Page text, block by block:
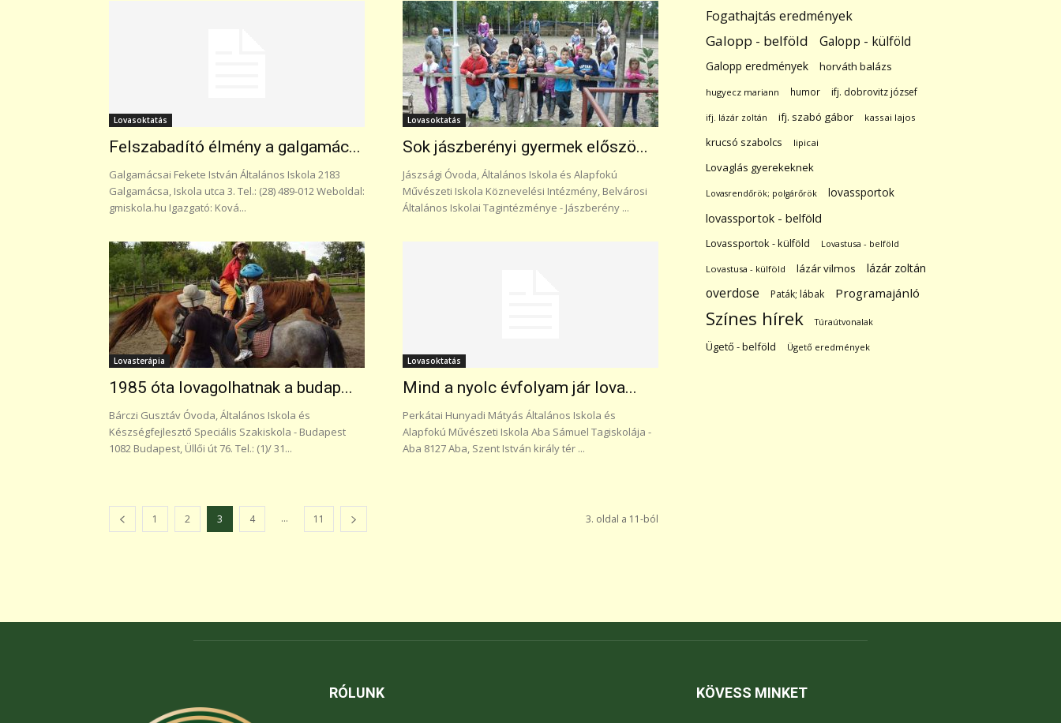
Lovasoktatás
Felszabadító élmény a galgamác...
Galgamácsai Fekete István Általános Iskola 2183
Galgamácsa, Iskola utca 3. Tel.: (28) 489-012 Weboldal:
gmiskola.hu Igazgató: Ková...
Lovasoktatás
Sok jászberényi gyermek előszö...
Jászsági Óvoda, Általános Iskola és Alapfokú
Művészeti Iskola Köznevelési Intézmény, Belvárosi
Általános Iskolai Tagintézménye - Jászberény ...
Lovasterápia
1985 óta lovagolhatnak a budap...
Bárczi Gusztáv Óvoda, Általános Iskola és
Készségfejlesztő Speciális Szakiskola - Budapest
1082 Budapest, Üllői út 76. Tel.: (1)/ 31...
Lovasoktatás
Mind a nyolc évfolyam jár lova...
Perkátai Hunyadi Mátyás Általános Iskola és
Alapfokú Művészeti Iskola Aba Sámuel Tagiskolája -
Aba 8127 Aba, Szent István király tér ...
1 2 3 4 ... 11 3. oldal a 11-ból
Fogathajtás eredmények
Galopp - belföld Galopp - külföld
Galopp eredmények horváth balázs
hugyecz mariann humor ifj. dobrovitz józsef
ifj. lázár zoltán ifj. szabó gábor kassai lajos
krucsó szabolcs lipicai
Lovaglás gyerekeknek
Lovasrendőrök; polgárőrök
lovassportok
lovassportok - belföld
Lovassportok - külföld Lovastusa - belföld
Lovastusa - külföld lázár vilmos lázár zoltán
overdose Paták; lábak Programajánló
Színes hírek Túraútvonalak
Ügető - belföld Ügető eredmények
RÓLUNK KÖVESS MINKET